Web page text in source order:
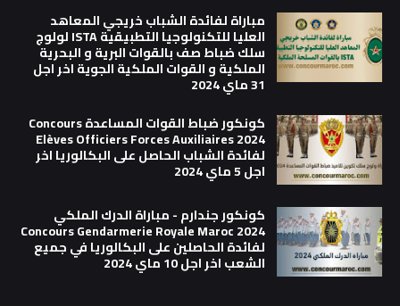
مباراة لفائدة الشباب خريجي المعاهد
العليا للتكنولوجيا التطبيقية ISTA لولوج
سلك ضباط صف بالقوات البرية و البحرية
الملكية و القوات الملكية الجوية اخر اجل
31 ماي 2024
كونكور ضباط القوات المساعدة Concours
Elèves Officiers Forces Auxiliaires 2024
لفائدة الشباب الحاصل على البكالوريا اخر
اجل 5 ماي 2024
كونكور جندارم - مباراة الدرك الملكي
Concours Gendarmerie Royale Maroc 2024
لفائدة الحاصلين على البكالوريا في جميع
الشعب اخر اجل 10 ماي 2024